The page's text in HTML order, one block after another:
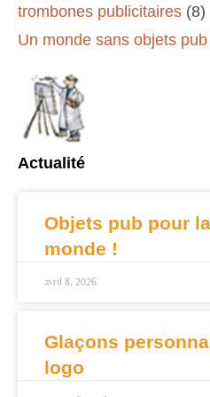
trombones publicitaires (8)
Un monde sans objets pub
Actualité
Objets pub pour
monde !
avril 8, 2026
Glaçons
logo